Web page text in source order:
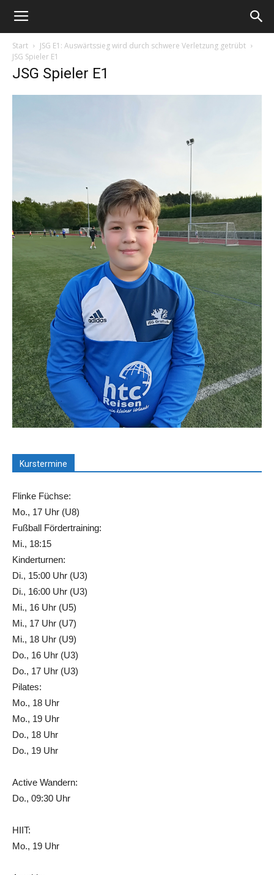
Start
JSG E1: Auswärtssieg wird durch schwere Verletzung getrübt
JSG Spieler E1
JSG Spieler E1
Kurstermine
Flinke Füchse:
Mo., 17 Uhr (U8)
Fußball Fördertraining:
Mi., 18:15
Kinderturnen:
Di., 15:00 Uhr (U3)
Di., 16:00 Uhr (U3)
Mi., 16 Uhr (U5)
Mi., 17 Uhr (U7)
Mi., 18 Uhr (U9)
Do., 16 Uhr (U3)
Do., 17 Uhr (U3)
Pilates:
Mo., 18 Uhr
Mo., 19 Uhr
Do., 18 Uhr
Do., 19 Uhr
Active Wandern:
Do., 09:30 Uhr
HIIT:
Mo., 19 Uhr